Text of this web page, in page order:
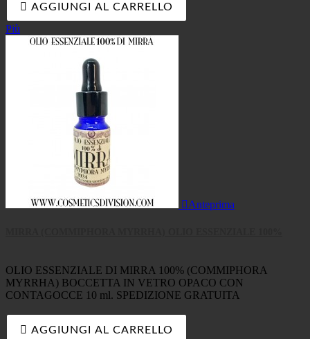
 AGGIUNGI AL CARRELLO
Più
Anteprima
OLIO ESSENZIALE DI MIRRA 100% (COMMIPHORA
MYRRHA) BOCCETTA IN VETRO OPACO CON
CONTAGOCCE 10 ml. SPEDIZIONE GRATUITA
AGGIUNGI AL CARRELLO